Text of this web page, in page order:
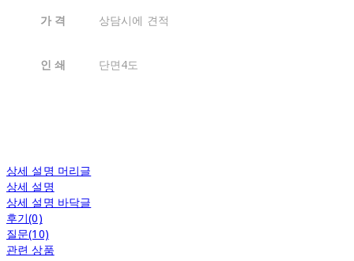
가 격 상담시에 견적
인 쇄 단면4도
상세 설명 머리글
상세 설명
상세 설명 바닥글
후기(0)
질문(10)
관련 상품